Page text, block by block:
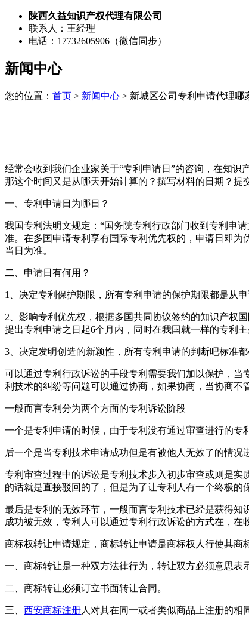
陕西久益知识产权代理有限公司
联系人：王经理
电话：17732605906（微信同步）
新闻中心
您的位置： 首页 > 新闻中心 > 新城区公司专利申请代理哪
经常会收到我们企业家关于“专利申请日”的咨询，在知识
那这个时间又是从哪天开始计算的？撰写材料的日期？提
一、专利申请日为哪日？
我国专利法明文规定：“国务院专利行政部门收到专利申
准。在多国申请专利享有国际专利优先权的，申请日即
当日为准。
二、申请日有何用？
1、决定专利保护期限，所有专利申请的保护期限都是从
2、影响专利优先权，根据多国共同协议签约的知识产权
提出专利申请之日起6个月内，同时在我国就一样的专利
3、决定发明创造的新颖性，所有专利申请的判断吧标准
可以通过专利行政诉讼的手段专利需要我们加以保护，
利技术的纠纷等问题可以通过协商，如果协商，当协商不
一般而言专利分为两个方面的专利诉讼阶段
一个是专利申请的时候，由于专利没有通过审查进行的专
后一个是当专利技术申请成功但是有被他人无效了的情
专利审查过程中的诉讼是专利技术步入初步审查或则是
的话就是直接驳回的了，但是为了让专利人有一个终极的
最后是专利的无效环节，一般而言专利技术已经是获得
成功被无效，专利人可以通过专利行政诉讼的方式在，在
商标权转让申请规定，商标转让申请是商标权人行使其商
一、商标转让是一种双方法律行为，转让双方必须意思表
二、商标转让必须订立书面转让合同。
三、 西安商标注册人对其在同一或者类似商品上注册的相